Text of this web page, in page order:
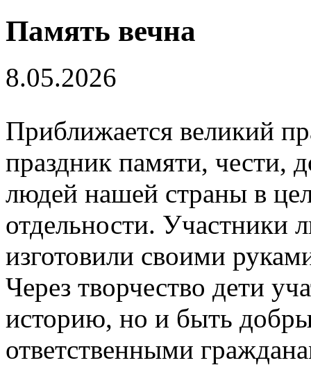
Память вечна
8.05.2026
Приближается великий
праздник памяти, чести,
людей нашей страны в
отдельности. Участники
изготовили своими
Через творчество дети
историю, но и быть
ответственными